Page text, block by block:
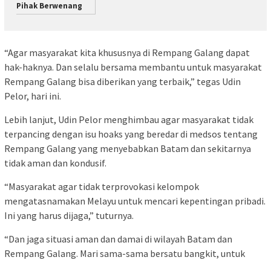
Pihak Berwenang
“Agar masyarakat kita khususnya di Rempang Galang dapat
hak-haknya. Dan selalu bersama membantu untuk masyarakat
Rempang Galang bisa diberikan yang terbaik,” tegas Udin
Pelor, hari ini.
Lebih lanjut, Udin Pelor menghimbau agar masyarakat tidak
terpancing dengan isu hoaks yang beredar di medsos tentang
Rempang Galang yang menyebabkan Batam dan sekitarnya
tidak aman dan kondusif.
“Masyarakat agar tidak terprovokasi kelompok
mengatasnamakan Melayu untuk mencari kepentingan pribadi.
Ini yang harus dijaga,” tuturnya.
“Dan jaga situasi aman dan damai di wilayah Batam dan
Rempang Galang. Mari sama-sama bersatu bangkit, untuk